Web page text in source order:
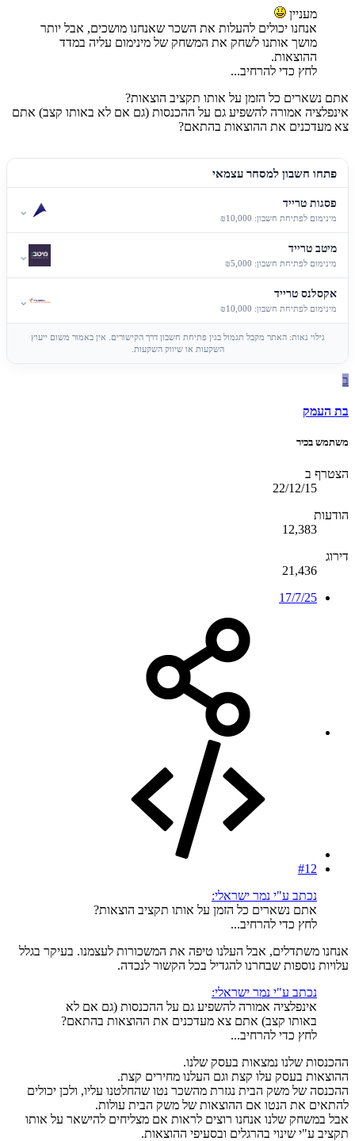
מעניין
אנחנו יכולים להעלות את השכר שאנחנו מושכים, אבל יותר
מושך אותנו לשחק את המשחק של מינימום עליה במדד
ההוצאות.
לחץ כדי להרחיב...
אתם נשארים כל הזמן על אותו תקציב הוצאות?
אינפלציה אמורה להשפיע גם על ההכנסות (גם אם לא באותו קצב) אתם
צא מעדכנים את ההוצאות בהתאם?
פתחו חשבון למסחר עצמאי
פסגות טרייד
מינימום לפתיחת חשבון: ₪10,000
⌄
מיטב טרייד
מינימום לפתיחת חשבון: ₪5,000
⌄
אקסלנס טרייד
מינימום לפתיחת חשבון: ₪10,000
⌄
גילוי נאות: האתר מקבל תגמול בגין פתיחת חשבון דרך הקישורים. אין באמור משום ייעוץ
השקעות או שיווק השקעות.
ב
בת העמק
משתמש בכיר
הצטרף ב
22/12/15
הודעות
12,383
דירוג
21,436
17/7/25
#12
נכתב ע"י נמר ישראלי:
אתם נשארים כל הזמן על אותו תקציב הוצאות?
לחץ כדי להרחיב...
אנחנו משתדלים, אבל העלנו טיפה את המשכורות לעצמנו. בעיקר בגלל
עלויות נוספות שבחרנו להגדיל בכל הקשור לנכדה.
נכתב ע"י נמר ישראלי:
אינפלציה אמורה להשפיע גם על ההכנסות (גם אם לא
באותו קצב) אתם צא מעדכנים את ההוצאות בהתאם?
לחץ כדי להרחיב...
ההכנסות שלנו נמצאות בעסק שלנו.
ההוצאות בעסק עלו קצת וגם העלנו מחירים קצת.
ההכנסה של משק הבית נגזרת מהשכר נטו שהחלטנו עליו, ולכן יכולים
להתאים את הנטו אם ההוצאות של משק הבית עולות.
אבל במשחק שלנו אנחנו רוצים לראות אם מצליחים להישאר על אותו
תקציב ע"י שינוי בהרגלים ובסעיפי ההוצאות.